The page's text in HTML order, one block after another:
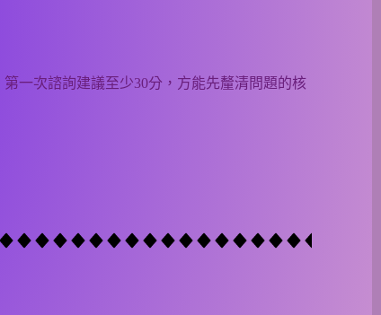
一次諮詢建議至少30分，方能先釐清問題的核